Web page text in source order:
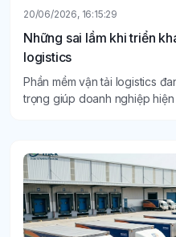
20/06/2026, 16:15:29
Những sai lầm khi triển
logistics
Phần mềm vận tải logistics
trọng giúp doanh nghiệp